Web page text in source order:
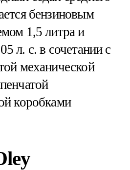
бензиновым
1,5 литра и
л. с. в сочетании с
механической
коробками